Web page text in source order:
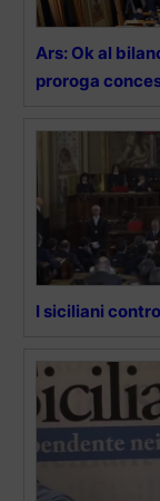
Ars: Ok al
proroga
I siciliani